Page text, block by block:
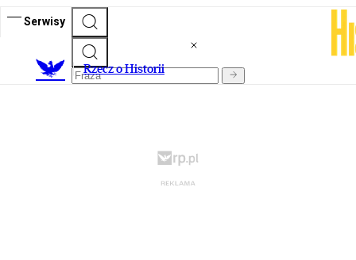
Serwisy
Rzecz o Historii